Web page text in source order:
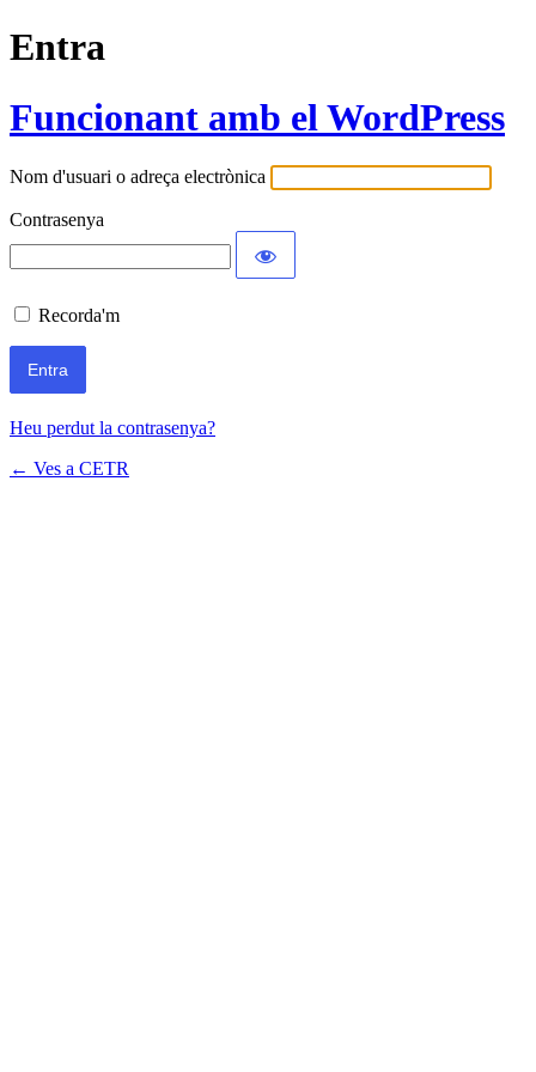
Entra
Funcionant amb el WordPress
Nom d'usuari o adreça electrònica
Contrasenya
Recorda'm
Heu perdut la contrasenya?
← Ves a CETR